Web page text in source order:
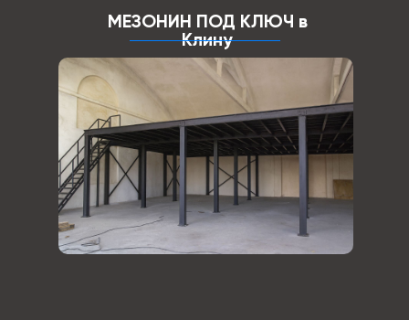
МЕЗОНИН ПОД КЛЮЧ в
Клину